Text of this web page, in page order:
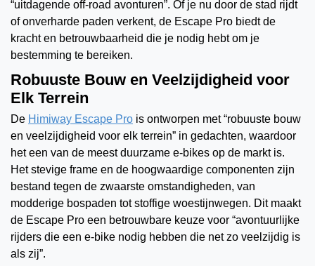
“uitdagende off-road avonturen”. Of je nu door de stad rijdt
of onverharde paden verkent, de Escape Pro biedt de
kracht en betrouwbaarheid die je nodig hebt om je
bestemming te bereiken.
Robuuste Bouw en Veelzijdigheid voor
Elk Terrein
De Himiway Escape Pro is ontworpen met “robuuste bouw
en veelzijdigheid voor elk terrein” in gedachten, waardoor
het een van de meest duurzame e-bikes op de markt is.
Het stevige frame en de hoogwaardige componenten zijn
bestand tegen de zwaarste omstandigheden, van
modderige bospaden tot stoffige woestijnwegen. Dit maakt
de Escape Pro een betrouwbare keuze voor “avontuurlijke
rijders die een e-bike nodig hebben die net zo veelzijdig is
als zij”.